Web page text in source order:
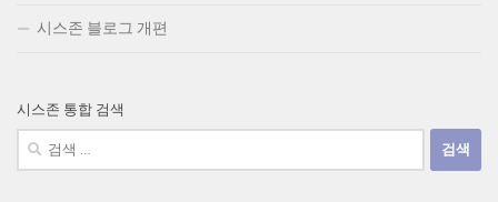
시스존 블로그 개편
시스존 통합 검색
검